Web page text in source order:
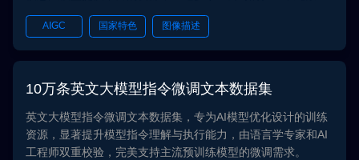
有助于模型在真实世界的应用中表现出色。在数据采集、存储
和使用的过程中，我们始终严格遵循数据保护和隐私法规，确
保用户的隐私和合法权益得到维护。所有数据均符合GDPR、
AIGC 国家特色 图像描述
10万条英文大模型指令微调文本数据集
英文大模型指令微调文本数据集，专为AI模型优化设计的训练
资源，显著提升模型指令理解与执行能力，由语言学专家和AI
工程师双重校验，完美支持主流预训练模型的微调需求。